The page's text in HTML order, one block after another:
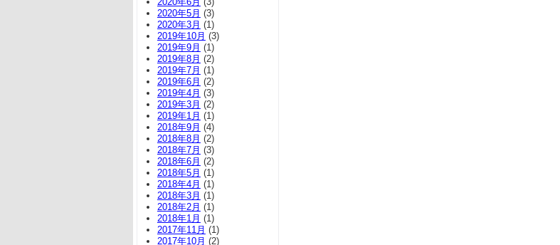
2020年5月 (3)
2020年3月 (1)
2019年10月 (3)
2019年9月 (1)
2019年8月 (2)
2019年7月 (1)
2019年6月 (2)
2019年4月 (3)
2019年3月 (2)
2019年1月 (1)
2018年9月 (4)
2018年8月 (2)
2018年7月 (3)
2018年6月 (2)
2018年5月 (1)
2018年4月 (1)
2018年3月 (1)
2018年2月 (1)
2018年1月 (1)
2017年11月 (1)
2017年10月 (2)